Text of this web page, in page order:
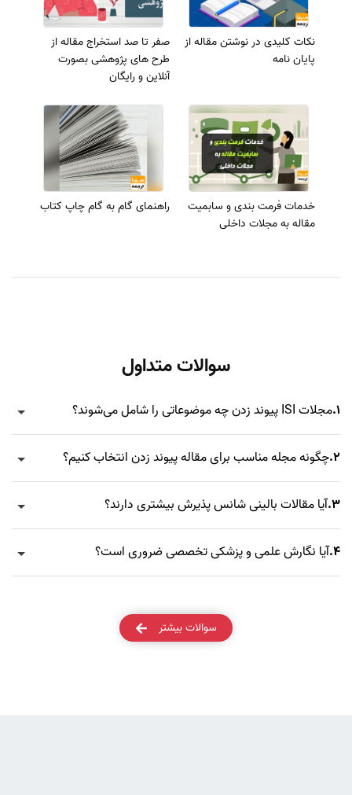
نکات کلیدی در نوشتن مقاله از
پایان نامه
صفر تا صد استخراج مقاله از
طرح های پژوهشی بصورت
آنلاین و رایگان
خدمات فرمت بندی و سابمیت
مقاله به مجلات داخلی
راهنمای گام به گام چاپ کتاب
سوالات متداول
1.مجلات ISI پیوند زدن چه موضوعاتی را شامل می‌شوند؟
2.چگونه مجله مناسب برای مقاله پیوند زدن انتخاب کنیم؟
3.آیا مقالات بالینی شانس پذیرش بیشتری دارند؟
4.آیا نگارش علمی و پزشکی تخصصی ضروری است؟
سوالات بیشتر